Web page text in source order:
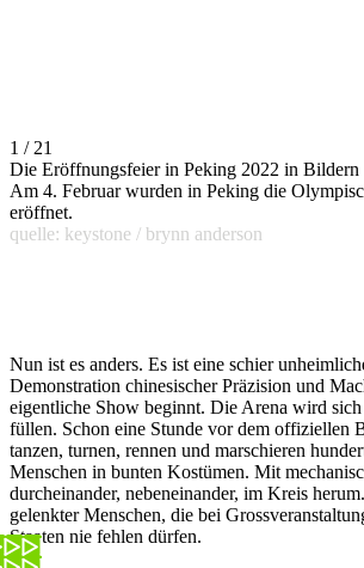
1 / 21
Die Eröffnungsfeier in Peking 2022 in Bildern
Am 4. Februar wurden in Peking die
eröffnet.
quelle: keystone / brynn anderson
Nun ist es anders. Es ist eine schier
Demonstration chinesischer Präzision und
eigentliche Show beginnt. Die Arena wird
füllen. Schon eine Stunde vor dem offiziellen
tanzen, turnen, rennen und marschieren
Menschen in bunten Kostümen. Mit
durcheinander, nebeneinander, im Kreis
gelenkter Menschen, die bei
Staaten nie fehlen dürfen.